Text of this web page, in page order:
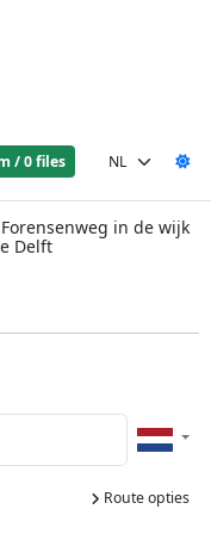
/ 0 files
in de wijk
Delft
Route opties